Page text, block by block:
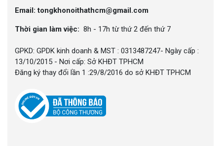
Email: tongkhonoithathcm@gmail.com
Thời gian làm việc: 8h - 17h từ thứ 2 đến thứ 7
GPKD: GPDK kinh doanh & MST : 0313487247- Ngày cấp :
13/10/2015 - Nơi cấp: Sở KHĐT TPHCM
Đăng ký thay đổi lần 1 :29/8/2016 do sở KHĐT TPHCM